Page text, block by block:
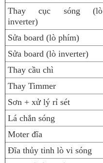
Thay cục sóng (lò
inverter)
Sửa board (lò phím)
Sửa board (lò inverter)
Thay cầu chì
Thay Timmer
Sơn + xử lý rỉ sét
Lá chắn sóng
Moter đĩa
Đĩa thủy tinh lò vi sóng